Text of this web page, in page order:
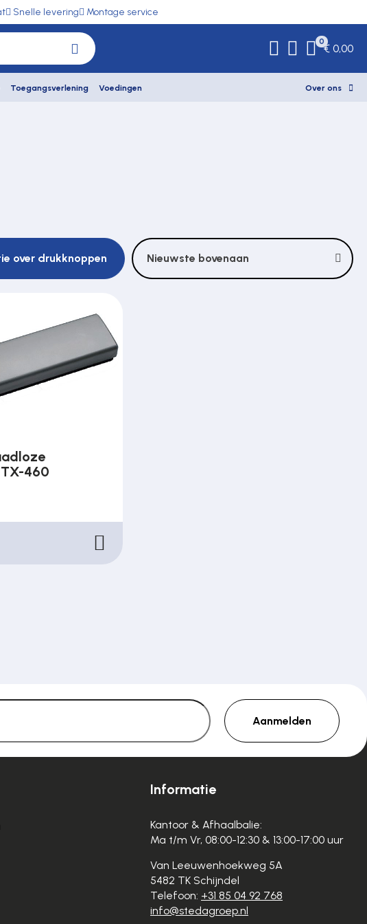
Snelle levering Montage service
0
€ 0,00
Toegangsverlening Voedingen Over ons
over drukknoppen Nieuwste bovenaan
460
Aanmelden
Informatie
Kantoor & Afhaalbalie:
Ma t/m Vr, 08:00-12:30 & 13:00-17:00 uur
Van Leeuwenhoekweg 5A
5482 TK Schijndel
Telefoon: +31 85 04 92 768
info@stedagroep.nl